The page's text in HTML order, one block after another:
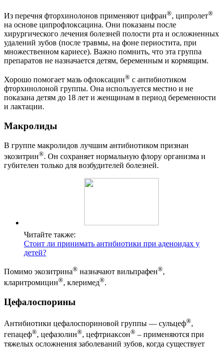
Из перечня фторхинолонов применяют цифран®, ципролет®
на основе ципрофлоксацина. Они показаны после
хирургического лечения болезней полости рта и осложненных
удалений зубов (после травмы, на фоне периостита, при
множественном кариесе). Важно помнить, что эта группа
препаратов не назначается детям, беременным и кормящим.
Хорошо помогает мазь офлоксацин® с антибиотиком
фторхинолоной группы. Она используется местно и не
показана детям до 18 лет и женщинам в период беременности
и лактации.
Макролиды
В группе макролидов лучшим антибиотиком признан
экозитрин®. Он сохраняет нормальную флору организма и
губителен только для возбудителей болезней.
Читайте также:
Стоит ли принимать антибиотики при аденоидах у
детей?
Помимо экозитрина® назначают вильпрафен®,
кларитромицин®, клеримед®.
Цефалоспорины
Антибиотики цефалоспориновой группы — сульцеф®,
гепацеф®, цефазолин®, цефтриаксон® – применяются при
тяжелых осложнения заболеваний зубов, когда существует